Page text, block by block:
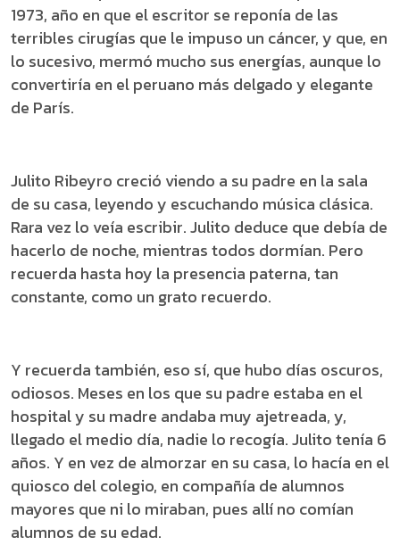
1973, año en que el escritor se reponía de las
terribles cirugías que le impuso un cáncer, y que, en
lo sucesivo, mermó mucho sus energías, aunque lo
convertiría en el peruano más delgado y elegante
de París.
Julito Ribeyro creció viendo a su padre en la sala
de su casa, leyendo y escuchando música clásica.
Rara vez lo veía escribir. Julito deduce que debía de
hacerlo de noche, mientras todos dormían. Pero
recuerda hasta hoy la presencia paterna, tan
constante, como un grato recuerdo.
Y recuerda también, eso sí, que hubo días oscuros,
odiosos. Meses en los que su padre estaba en el
hospital y su madre andaba muy ajetreada, y,
llegado el medio día, nadie lo recogía. Julito tenía 6
años. Y en vez de almorzar en su casa, lo hacía en el
quiosco del colegio, en compañía de alumnos
mayores que ni lo miraban, pues allí no comían
alumnos de su edad.